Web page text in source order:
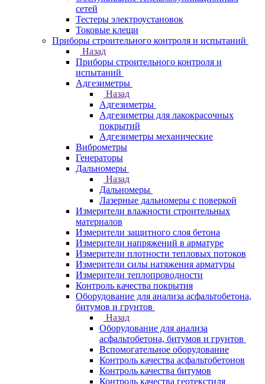
сетей
Тестеры электроустановок
Токовые клещи
Приборы строительного контроля и испытаний
Назад
Приборы строительного контроля и
испытаний
Адгезиметры
Назад
Адгезиметры
Адгезиметры для лакокрасочных
покрытий
Адгезиметры механические
Виброметры
Генераторы
Дальномеры
Назад
Дальномеры
Лазерные дальномеры с поверкой
Измерители влажности строительных
материалов
Измерители защитного слоя бетона
Измерители напряжений в арматуре
Измерители плотности тепловых потоков
Измерители силы натяжения арматуры
Измерители теплопроводности
Контроль качества покрытия
Оборудование для анализа асфальтобетона,
битумов и грунтов
Назад
Оборудование для анализа
асфальтобетона, битумов и грунтов
Вспомогательное оборудование
Контроль качества асфальтобетонов
Контроль качества битумов
Контроль качества геотекстиля